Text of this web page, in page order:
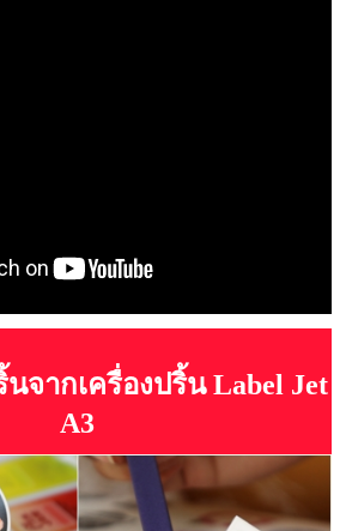
จากเครื่องปริ้น Label Jet
A3